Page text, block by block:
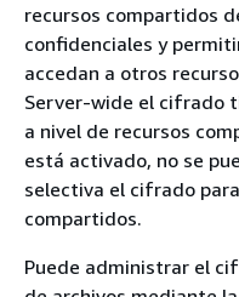
recursos compartidos
confidenciales y
accedan a otros
Server-wide el cifrado
a nivel de recursos
está activado, no se
selectiva el cifrado
compartidos.
Puede administrar el